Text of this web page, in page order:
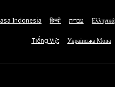
Ελληνικά עברית हिन्दी
Indonesia
Українська Мова
Tiếng Việt